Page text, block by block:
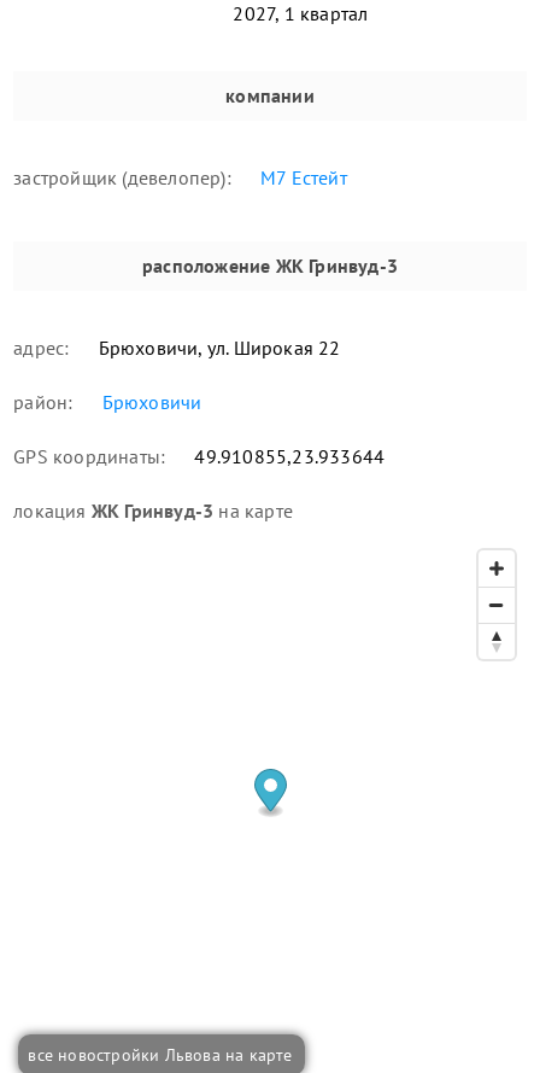
2027, 1 квартал
компании
застройщик (девелопер): М7 Естейт
расположение ЖК Гринвуд-3
адрес: Брюховичи, ул. Широкая 22
район: Брюховичи
GPS координаты: 49.910855,23.933644
локация ЖК Гринвуд-3 на карте
все новостройки Львова на карте